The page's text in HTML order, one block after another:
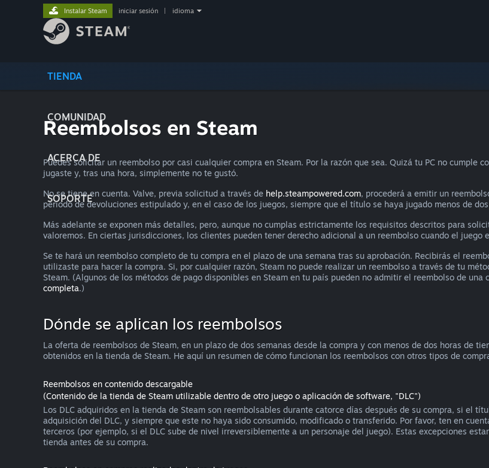
TIENDA
COMUNIDAD
ACERCA DE
SOPORTE
Instalar Steam iniciar sesión idioma
Reembolsos en Steam
Puedes solicitar un reembolso por casi cualquier compra en Steam. Por la razón que sea. Quizá tu PC no cumple
jugaste y, tras una hora, simplemente no te gustó.
No se tiene en cuenta. Valve, previa solicitud a través de help.steampowered.com, procederá a emitir un
periodo de devoluciones estipulado y, en el caso de los juegos, siempre que el título se haya jugado menos de
Más adelante se exponen más detalles, pero, aunque no cumplas estrictamente los requisitos descritos para
valoremos. En ciertas jurisdicciones, los clientes pueden tener derecho adicional a un reembolso cuando el juego
Se te hará un reembolso completo de tu compra en el plazo de una semana tras su aprobación. Recibirás el
utilizaste para hacer la compra. Si, por cualquier razón, Steam no puede realizar un reembolso a través de tu
Steam. (Algunos de los métodos de pago disponibles en Steam en tu país pueden no admitir el reembolso de una
completa.)
Dónde se aplican los reembolsos
La oferta de reembolsos de Steam, en un plazo de dos semanas desde la compra y con menos de dos horas de
obtenidos en la tienda de Steam. He aquí un resumen de cómo funcionan los reembolsos con otros tipos de
Reembolsos en contenido descargable
(Contenido de la tienda de Steam utilizable dentro de otro juego o aplicación de software, "DLC")
Los DLC adquiridos en la tienda de Steam son reembolsables durante catorce días después de su compra, si el
adquisición del DLC, y siempre que este no haya sido consumido, modificado o transferido. Por favor, ten en
terceros (por ejemplo, si el DLC sube de nivel irreversiblemente a un personaje del juego). Estas excepciones
tienda antes de su compra.